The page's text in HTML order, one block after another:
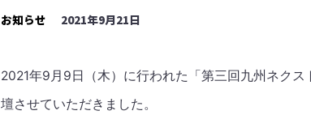
お知らせ 2021年9月21日
2021年9月9日（木）に行われた「第三回九州ネク
壇させていただきました。